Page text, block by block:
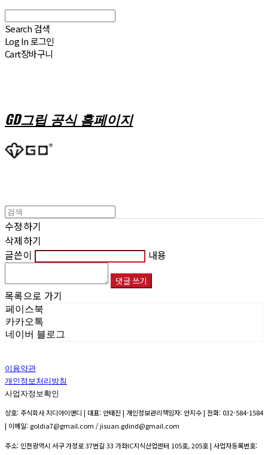
Search 검색
Log In로그인
Cart장바구니
GD그립 공식 홈페이지
수정하기
삭제하기
글쓴이
내용
댓글 쓰기
목록으로 가기
페이스북
카카오톡
네이버 블로그
이용약관
개인정보처리방침
사업자정보확인
상호: 주식회사 지디아이앤디 | 대표: 안태진 | 개인정보관리책임자: 안지수 | 전화: 032-584-1584
| 이메일: goldia7@gmail.com / jisuan.gdind@gmail.com
주소: 인천광역시 서구 가정로 37번길 33 가좌IC지식산업센터 105호, 205호 | 사업자등록번호: